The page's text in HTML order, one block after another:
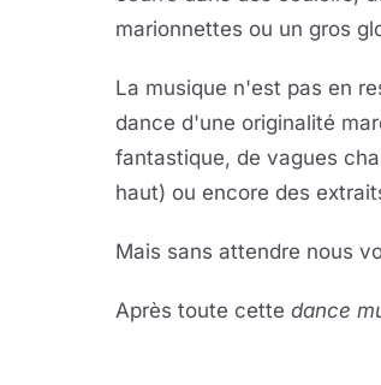
marionnettes ou un gros
La musique n'est pas en
dance d'une originalité
fantastique, de vagues
haut) ou encore des
Mais sans attendre nous
Après toute cette dance